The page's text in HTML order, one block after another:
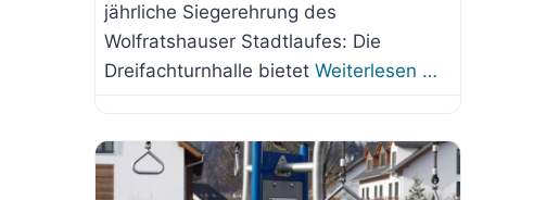
jährliche Siegerehrung des
Wolfratshauser Stadtlaufes: Die
Dreifachturnhalle bietet Weiterlesen …